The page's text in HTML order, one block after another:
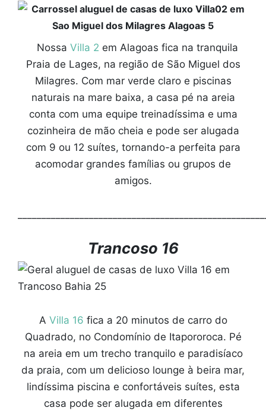
Nossa Villa 2 em Alagoas fica na tranquila
Praia de Lages, na região de São Miguel dos
Milagres. Com mar verde claro e piscinas
naturais na mare baixa, a casa pé na areia
conta com uma equipe treinadíssima e uma
cozinheira de mão cheia e pode ser alugada
com 9 ou 12 suítes, tornando-a perfeita para
acomodar grandes famílias ou grupos de
amigos.
Trancoso 16
A Villa 16 fica a 20 minutos de carro do
Quadrado, no Condomínio de Itapororoca. Pé
na areia em um trecho tranquilo e paradisíaco
da praia, com um delicioso lounge à beira mar,
lindíssima piscina e confortáveis suítes, esta
casa pode ser alugada em diferentes